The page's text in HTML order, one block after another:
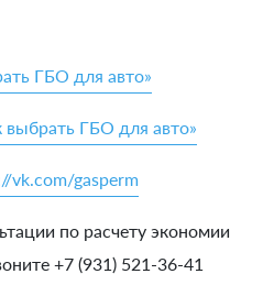
ГБО для авто»
выбрать ГБО для авто»
vk.com/gasperm
по расчету экономии
+7 (931) 521-36-41